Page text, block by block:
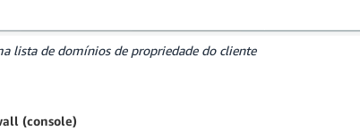
lista de domínios de propriedade do cliente
(console)